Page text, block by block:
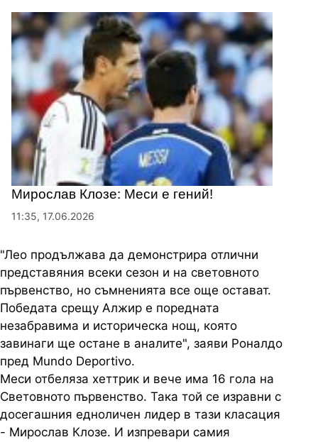
Мирослав Клозе: Меси е гений!
11:35, 17.06.2026
"Лео продължава да демонстрира отлични
представяния всеки сезон и на световното
първенство, но съмненията все още остават.
Победата срещу Алжир е поредната
незабравима и историческа нощ, която
завинаги ще остане в аналите", заяви Роналдо
пред Mundo Deportivo.
Меси отбеляза хеттрик и вече има 16 гола на
Световното първенство. Така той се изравни с
досегашния едноличен лидер в тази класация
- Мирослав Клозе. И изпревари самия